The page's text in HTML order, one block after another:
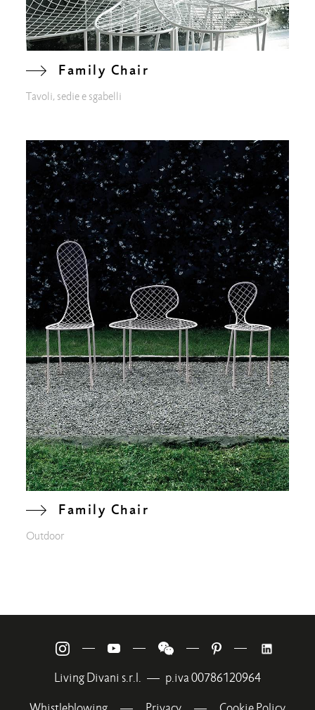
Family Chair
Tavoli, sedie e sgabelli
Family Chair
Outdoor
Living Divani s.r.l. — p.iva 00786120964
— — — —